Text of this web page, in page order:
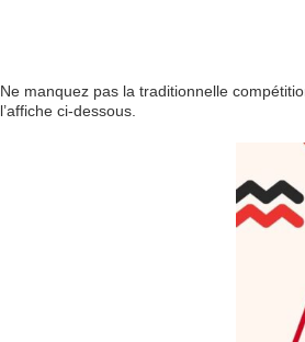
Ne manquez pas la traditionnelle
l’affiche ci-dessous.